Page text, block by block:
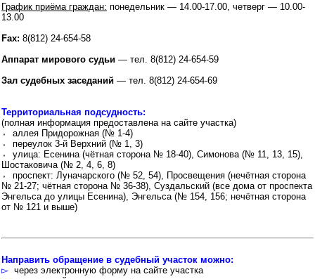
График приёма граждан: понедельник — 14.00-17.00, четверг — 10.00-
13.00
Fax: 8(812) 24-654-58
Аппарат мирового судьи — тел. 8(812) 24-654-59
Зал судебных заседаний — тел. 8(812) 24-654-69
Территориальная подсудность:
(полная информация предоставлена на сайте участка)
⬫ аллея Придорожная (№ 1-4)
⬫ переулок 3-й Верхний (№ 1, 3)
⬫ улица: Есенина (чётная сторона № 18-40), Симонова (№ 11, 13, 15),
Шостаковича (№ 2, 4, 6, 8)
⬫ проспект: Луначарского (№ 52, 54), Просвещения (нечётная сторона
№ 21-27; чётная сторона № 36-38), Суздальский (все дома от проспекта
Энгельса до улицы Есенина), Энгельса (№ 154, 156; нечётная сторона
от № 121 и выше)
Направить обращение в судебный участок можно:
▻ через электронную форму на сайте участка